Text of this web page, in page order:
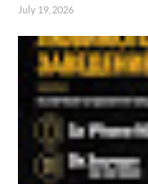
July 19, 2026